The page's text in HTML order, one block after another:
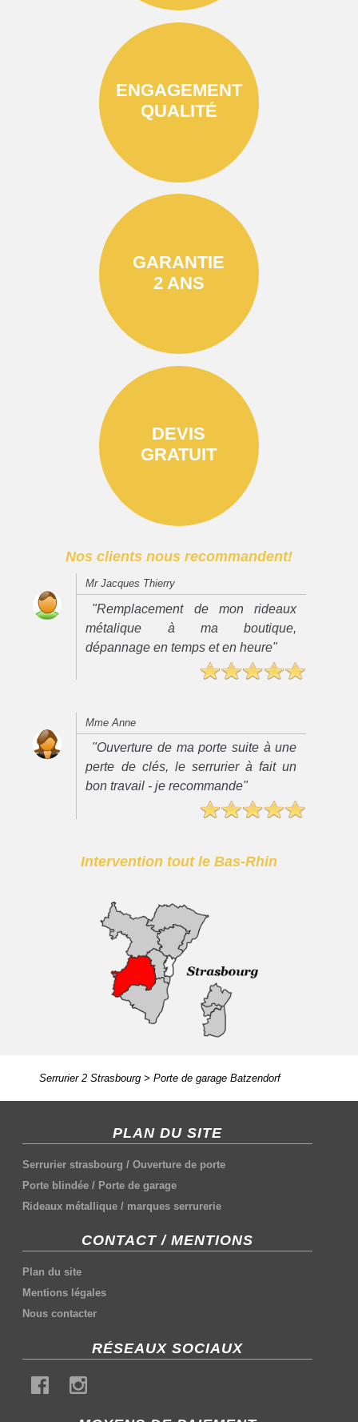
ENGAGEMENT
QUALITÉ
GARANTIE
2 ANS
DEVIS
GRATUIT
Nos clients nous recommandent!
Mr Jacques Thierry
"Remplacement de mon rideaux
métalique à ma boutique,
dépannage en temps et en heure"
Mme Anne
"Ouverture de ma porte suite à une
perte de clés, le serrurier à fait un
bon travail - je recommande"
Intervention tout le Bas-Rhin
Serrurier 2 Strasbourg> Porte de garage Batzendorf
PLAN DU SITE
Serrurier strasbourg /Ouverture de porte
Porte blindée / Porte de garage
Rideaux métallique / marques serrurerie
CONTACT / MENTIONS
Plan du site
Mentions légales
Nous contacter
RÉSEAUX SOCIAUX